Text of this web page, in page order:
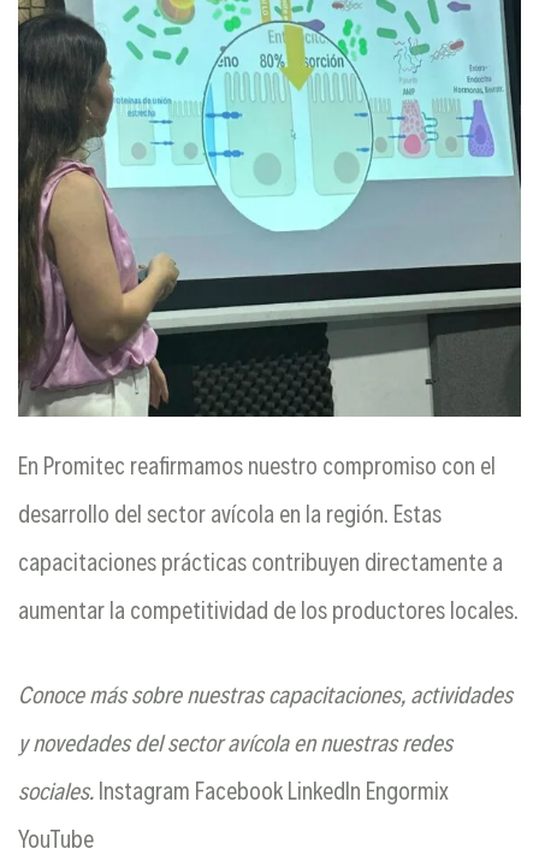
En Promitec reafirmamos nuestro compromiso con el
desarrollo del sector avícola en la región. Estas
capacitaciones prácticas contribuyen directamente a
aumentar la competitividad de los productores locales.
Conoce más sobre nuestras capacitaciones, actividades
y novedades del sector avícola en nuestras redes
sociales. Instagram Facebook LinkedIn Engormix
YouTube